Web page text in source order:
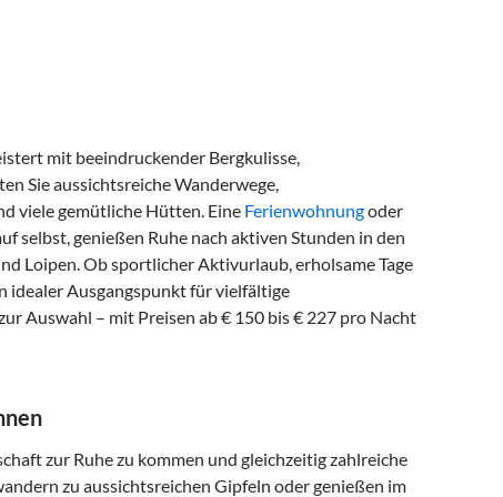
mit beeindruckender Bergkulisse,
Sie aussichtsreiche Wanderwege,
viele gemütliche Hütten. Eine Ferienwohnungoder
selbst, genießen Ruhe nach aktiven Stunden in den
Loipen. Ob sportlicher Aktivurlaub, erholsame Tage
idealer Ausgangspunkt für vielfältige
Auswahl – mit Preisen ab € 150 bis € 227 pro Nacht
zur Ruhe zu kommen und gleichzeitig zahlreiche
zu aussichtsreichen Gipfeln oder genießen im